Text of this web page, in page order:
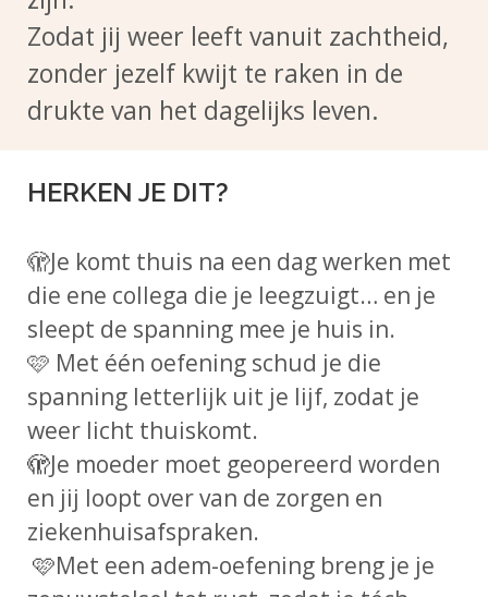
Zodat jij weer leeft vanuit zachtheid,
zonder jezelf kwijt te raken in de
drukte van het dagelijks leven.
HERKEN JE DIT?
🫣Je komt thuis na een dag werken met
die ene collega die je leegzuigt… en je
sleept de spanning mee je huis in.
🩷 Met één oefening schud je die
spanning letterlijk uit je lijf, zodat je
weer licht thuiskomt.
🫣Je moeder moet geopereerd worden
en jij loopt over van de zorgen en
ziekenhuisafspraken.
🩷Met een adem-oefening breng je je